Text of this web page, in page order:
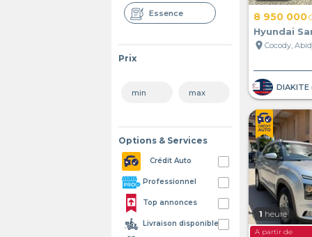
Essence
Prix
Options & Services
Crédit Auto
Professionnel
Top annonces
Livraison disponible
8 950 000
Hyundai
location_on Cocody,
1 heure
A partir de